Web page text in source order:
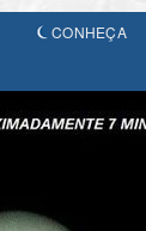
CONHEÇA